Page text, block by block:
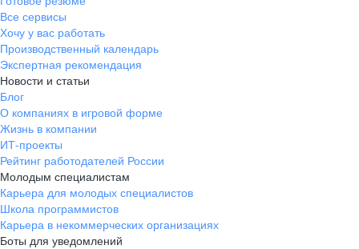
Все сервисы
Хочу у вас работать
Производственный календарь
Экспертная рекомендация
Новости и статьи
Блог
О компаниях в игровой форме
Жизнь в компании
ИТ-проекты
Рейтинг работодателей России
Молодым специалистам
Карьера для молодых специалистов
Школа программистов
Карьера в некоммерческих организациях
Боты для уведомлений